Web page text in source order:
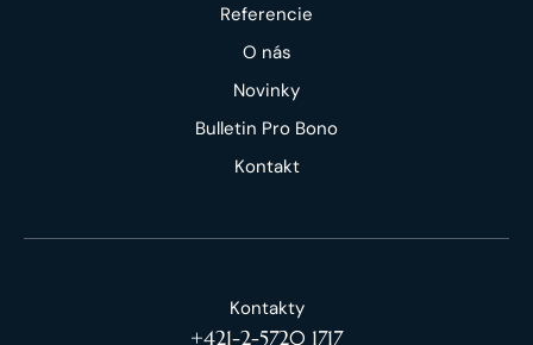
Referencie
O nás
Novinky
Bulletin Pro Bono
Kontakt
Kontakty
+421-2-5720 1717